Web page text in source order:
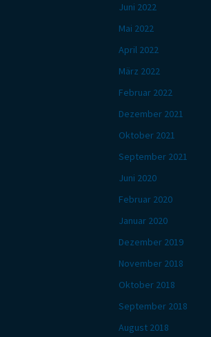
Juni 2022
Mai 2022
April 2022
März 2022
Februar 2022
Dezember 2021
Oktober 2021
September 2021
Juni 2020
Februar 2020
Januar 2020
Dezember 2019
November 2018
Oktober 2018
September 2018
August 2018